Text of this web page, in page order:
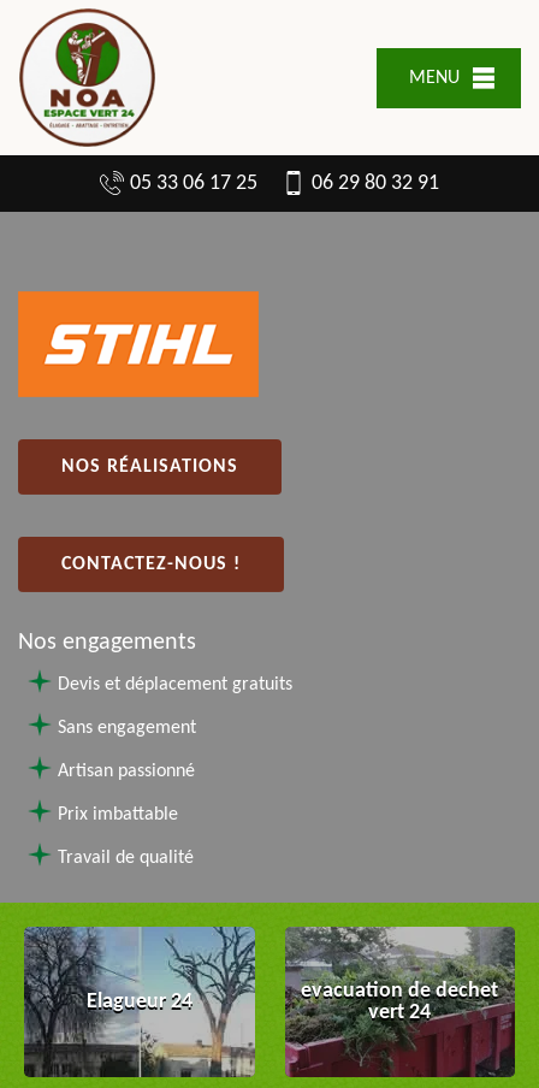
MENU
05 33 06 17 25 06 29 80 32 91
NOS RÉALISATIONS
CONTACTEZ-NOUS !
Nos engagements
Devis et déplacement gratuits
Sans engagement
Artisan passionné
Prix imbattable
Travail de qualité
Elagueur 24
evacuation de dechet
vert 24